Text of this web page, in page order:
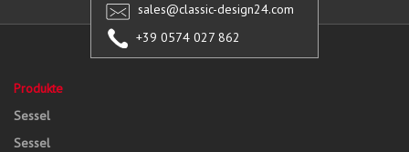
sales@classic-design24.com
+39 0574 027 862
Produkte
Sessel
Sessel